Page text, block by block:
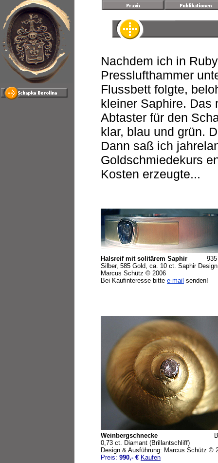
Nachdem ich in
Presslufthammer
Flussbett folgte,
kleiner Saphire. Das
Abtaster für den
klar, blau und grün.
Dann saß ich
Goldschmiedekurs
Kosten erzeugte...
Halsreif mit solitärem Saphir 935
Silber, 585 Gold, ca. 10 ct. Saphir
Marcus Schütz © 2006
Bei Kaufinteresse bitte e-mail senden!
Weinbergschnecke
0,73 ct. Diamant (Brillantschliff)
Design & Ausführung: Marcus Schütz ©
Preis: 990,- € Kaufen